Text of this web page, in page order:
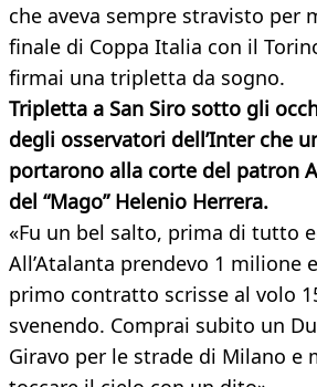
che aveva sempre stravisto per
finale di Coppa Italia con il
firmai una tripletta da sogno.
Tripletta a San Siro sotto gli
degli osservatori dell’Inter che
portarono alla corte del patron
del “Mago” Helenio Herrera.
«Fu un bel salto, prima di tutto
All’Atalanta prendevo 1 milione
primo contratto scrisse al volo
svenendo. Comprai subito un
Giravo per le strade di Milano e